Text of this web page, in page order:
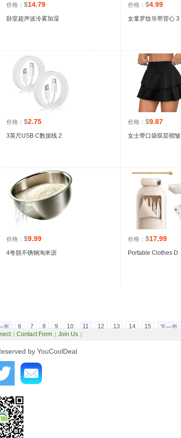
价格： $14.79
卧室超声波冷雾加湿
价格： $4.99
女童罗纹吊带背心 3
价格： $2.75
3英尺USB C数据线 2
价格： $9.87
女士带口袋双层褶皱
价格： $9.99
4夸脱不锈钢淘米沥
价格： $17.99
Portable Clothes D
页 6 7 8 9 10 11 12 13 14 15 下一页
by YouCoolDeal
| Contact Form | Join Us |